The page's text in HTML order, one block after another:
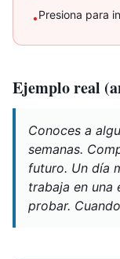
•Presiona para
Ejemplo real
Conoces a
semanas.
futuro. Un día
trabaja en una
probar.